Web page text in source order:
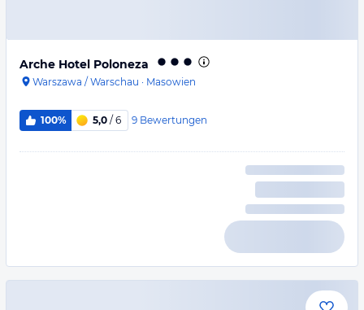
Arche Hotel Poloneza
Warszawa / Warschau · Masowien
100% 5,0 / 6 9 Bewertungen